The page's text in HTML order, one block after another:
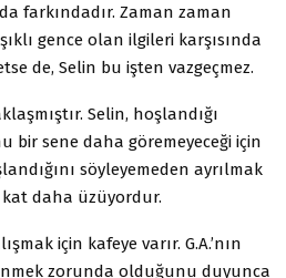
farkındadır. Zaman zaman
gence olan ilgileri karşısında
de, Selin bu işten vazgeçmez.
Selin, hoşlandığı
bir sene daha göremeyeceği için
söyleyemeden ayrılmak
kat daha üzüyordur.
için kafeye varır. G.A.’nın
zorunda olduğunu duyunca